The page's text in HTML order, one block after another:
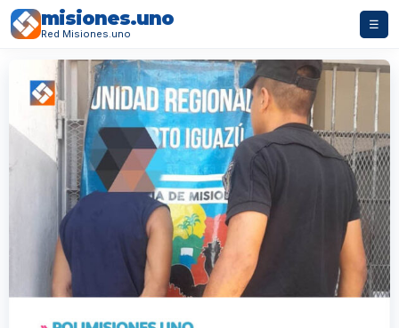
misiones.uno
Red Misiones.uno
☰